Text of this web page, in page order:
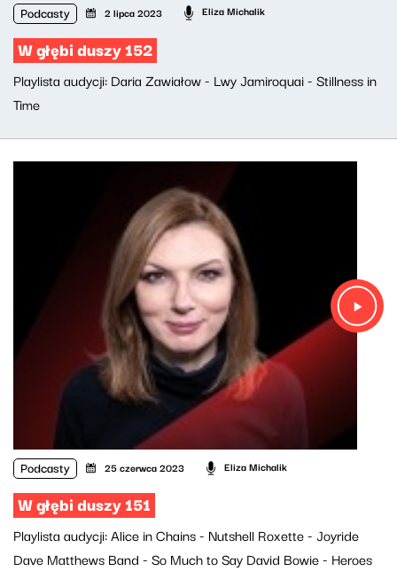
Podcasty 2 lipca 2023 Eliza Michalik
W głębi duszy 152
Playlista audycji: Daria Zawiałow - Lwy Jamiroquai - Stillness in
Time
Podcasty 25 czerwca 2023 Eliza Michalik
W głębi duszy 151
Playlista audycji: Alice in Chains - Nutshell Roxette - Joyride
Dave Matthews Band - So Much to Say David Bowie - Heroes